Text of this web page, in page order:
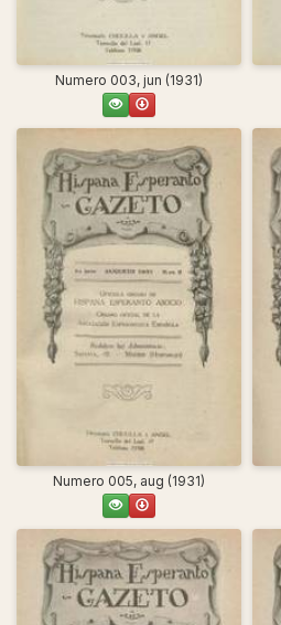
Numero 003, jun (1931)
Numero 005, aug (1931)